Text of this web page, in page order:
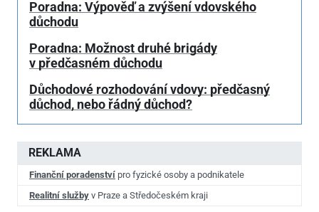
REKLAMA
Finanční poradenství pro fyzické osoby a podnikatele
Realitní služby v Praze a Středočeském kraji
Poradna: Výpověď a zvýšení vdovského
důchodu
Poradna: Možnost druhé brigády
v předčasném důchodu
Důchodové rozhodování vdovy: předčasný
důchod, nebo řádný důchod?